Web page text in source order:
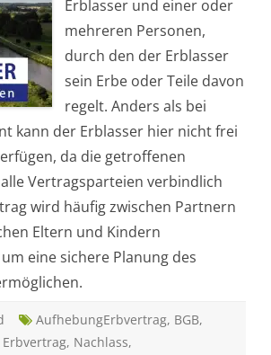
Erblasser und einer oder
mehreren Personen,
durch den der Erblasser
sein Erbe oder Teile davon
regelt. Anders als bei
kann der Erblasser hier nicht frei
da die getroffenen
Vertragsparteien verbindlich
wird häufig zwischen Partnern
Eltern und Kindern
eine sichere Planung des
AufhebungErbvertrag, BGB,
Erbvertrag, Nachlass,